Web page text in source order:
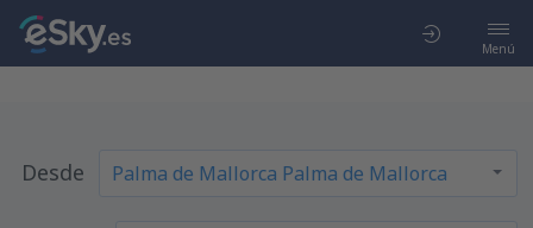
Menú
Desde